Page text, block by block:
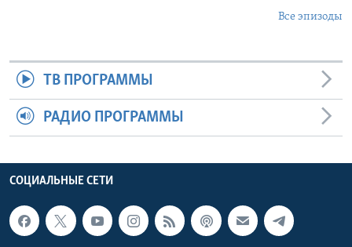
Все эпизоды
ТВ ПРОГРАММЫ
РАДИО ПРОГРАММЫ
СОЦИАЛЬНЫЕ СЕТИ